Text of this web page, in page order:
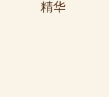
精华